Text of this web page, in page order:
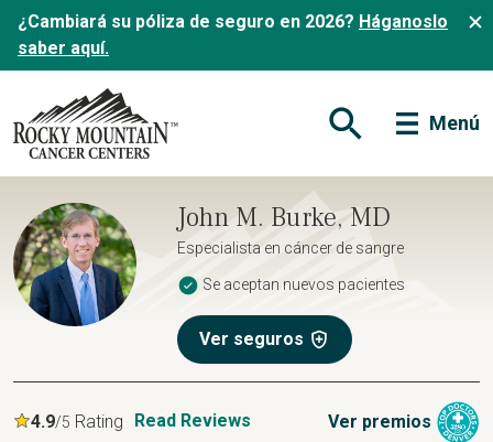
¿Cambiará su póliza de seguro en 2026? Háganoslo
saber aquí.
Abrir formulario de
Menú
John M. Burke, MD
Especialista en cáncer de sangre
Se aceptan nuevos pacientes
Ver seguros
4.9/5 Rating Read Reviews Ver premios